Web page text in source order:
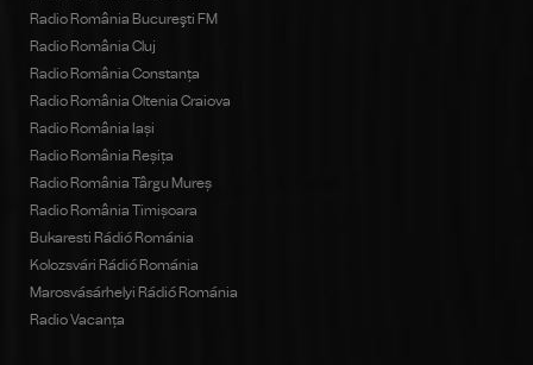
Radio România Bucureşti FM
Radio România Cluj
Radio România Constanța
Radio România Oltenia Craiova
Radio România Iași
Radio România Reșița
Radio România Târgu Mureș
Radio România Timișoara
Bukaresti Rádió Románia
Kolozsvári Rádió Románia
Marosvásárhelyi Rádió Románia
Radio Vacanța